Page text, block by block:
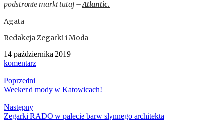
podstronie marki tutaj –Atlantic.
Agata
Redakcja Zegarki i Moda
14 października 2019
komentarz
Poprzedni
Weekend mody w Katowicach!
Następny
Zegarki RADO w palecie barw słynnego architekta